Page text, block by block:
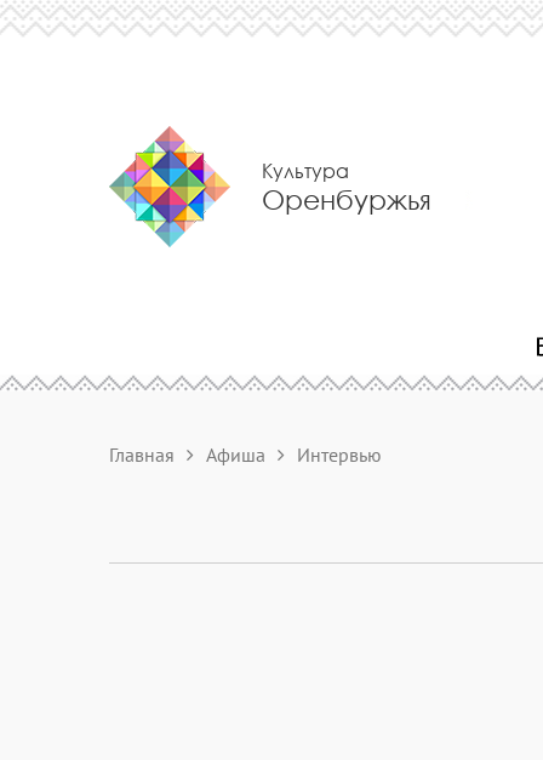
Культура
Оренбуржья
Главная Афиша Интервью